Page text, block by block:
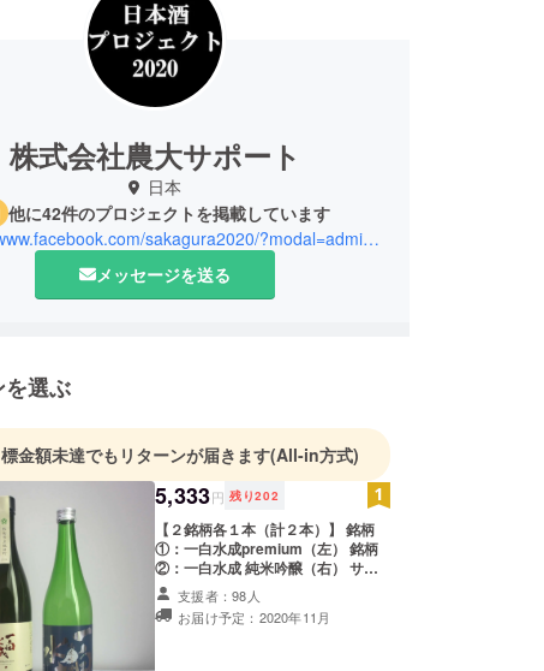
株式会社農大サポート
日本
他に42件のプロジェクトを掲載しています
https://www.facebook.com/sakagura2020/?modal=admin_todo_tour
メッセージを送る
を選ぶ
金額未達でもリターンが届きます(All-in方式)
5,333円 残り202
【２銘柄各１本（計２本）】 銘柄
①：一白水成premium（左） 銘柄
②：一白水成 純米吟醸（右） サイ
ズ：4合瓶720ml ※ 送料込み ※ リ
ターン発送は2020年11月を予定し
ております ※ 20歳未満の飲酒は法律
支援者：98人
お届け予定：2020年11月